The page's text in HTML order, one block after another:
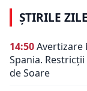
ȘTIRILE
14:50Avertizare
Spania.
de Soare